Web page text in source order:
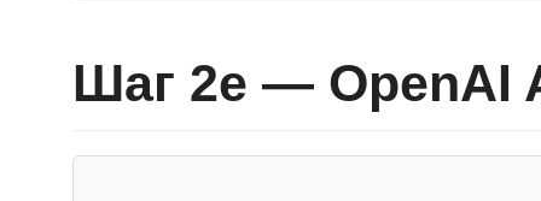
Шаг 2e — OpenAI